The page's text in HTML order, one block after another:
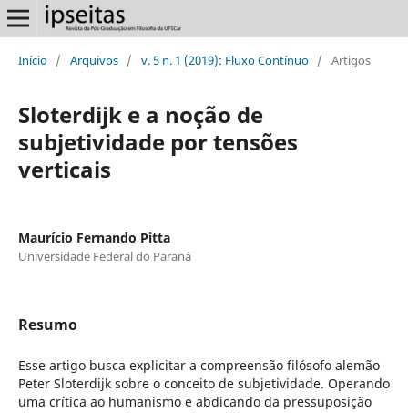
Início / Arquivos / v. 5 n. 1 (2019): Fluxo Contínuo / Artigos
Sloterdijk e a noção de
subjetividade por tensões
verticais
Maurício Fernando Pitta
Universidade Federal do Paraná
Resumo
Esse artigo busca explicitar a compreensão filósofo alemão
Peter Sloterdijk sobre o conceito de subjetividade. Operando
uma crítica ao humanismo e abdicando da pressuposição